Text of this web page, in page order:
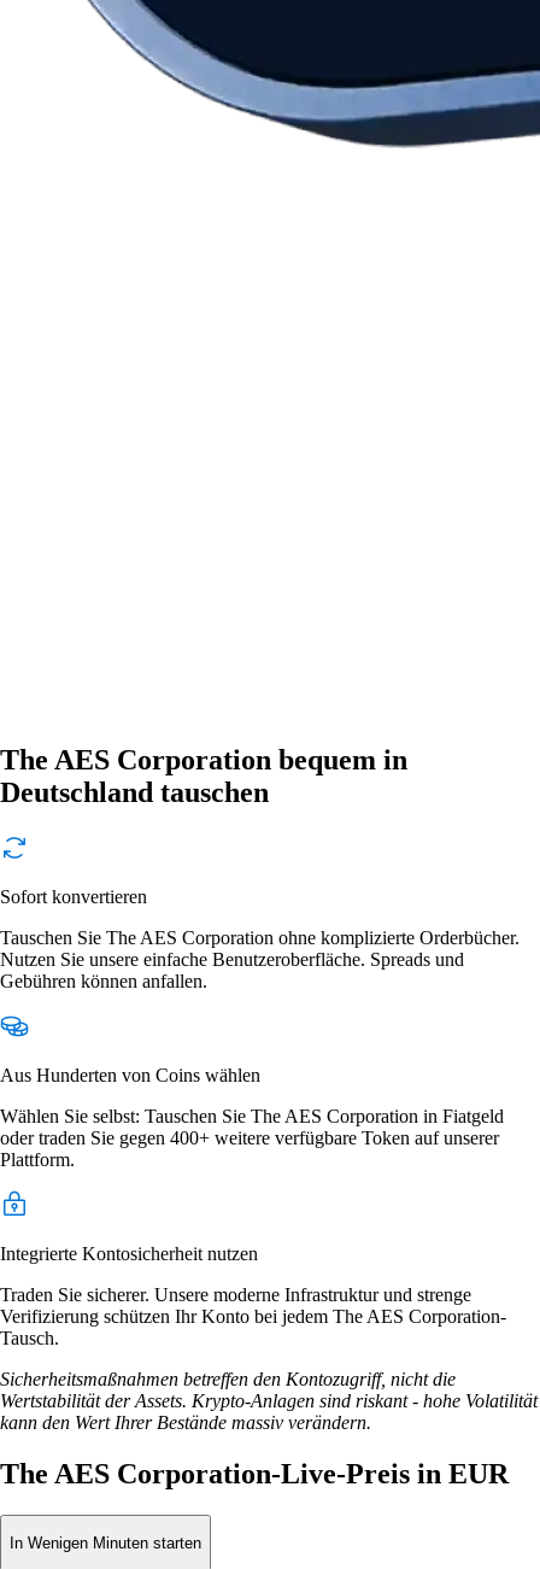
The AES Corporation bequem in
Deutschland tauschen
Sofort konvertieren
Tauschen Sie The AES Corporation ohne komplizierte Orderbücher.
Nutzen Sie unsere einfache Benutzeroberfläche. Spreads und
Gebühren können anfallen.
Aus Hunderten von Coins wählen
Wählen Sie selbst: Tauschen Sie The AES Corporation in Fiatgeld
oder traden Sie gegen 400+ weitere verfügbare Token auf unserer
Plattform.
Integrierte Kontosicherheit nutzen
Traden Sie sicherer. Unsere moderne Infrastruktur und strenge
Verifizierung schützen Ihr Konto bei jedem The AES Corporation-
Tausch.
Sicherheitsmaßnahmen betreffen den Kontozugriff, nicht die
Wertstabilität der Assets. Krypto-Anlagen sind riskant - hohe Volatilität
kann den Wert Ihrer Bestände massiv verändern.
The AES Corporation-Live-Preis in EUR
In Wenigen Minuten starten